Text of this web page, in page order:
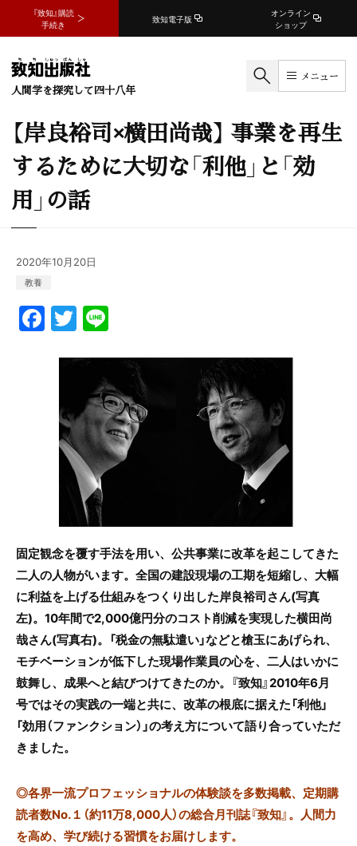
『致知』購読
手続き
致知電子版
オンライン
ショップ
人間学を探究して四十八年
メニュー
【岸良裕司×横田尚哉】 事業を再生
するために大切な「利他」と「効
用」の話
2020年10月20日
教養
F
a
b
o
T
w
itt
er
e
固定観念を覆す手法を用い、公共事業に改革を起こしてきた
二人の人物がいます。全国の建設現場の工期を短縮し、大幅
に利益を上げる仕組みをつくり出した岸良裕司さん(写真
左)。10年間で2,000億円分のコスト削減を実現した横田尚
哉さん(写真右)。「税金の無駄遣い」などと槍玉にあげられ、
モチベーションが低下した現場作業員の心を、二人はいかに
鼓舞し、成果へと結びつけてきたのか。『致知』2010年6月
号ではその実践の一端と共に、改革の根底に据えた「利他」
「効用（ファンクション）」の考え方について語り合っていただ
きました。
◎各界一流プロフェッショナルの体験談を多数掲載、定期購
読者数No.１（約11万8,000人）の総合月刊誌『致知』。人間力
を高め、学び続ける習慣をお届けします。